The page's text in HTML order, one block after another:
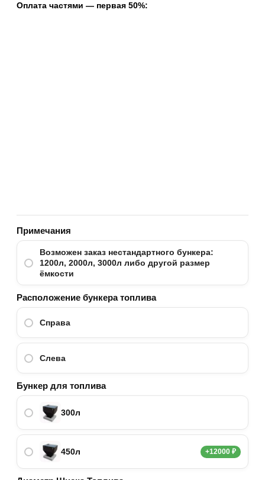
Оплата частями — первая 50%:
Примечания
Возможен заказ нестандартного бункера:
1200л, 2000л, 3000л либо другой размер
ёмкости
Расположение бункера топлива
Справа
Слева
Бункер для топлива
300л
450л +12000 ₽